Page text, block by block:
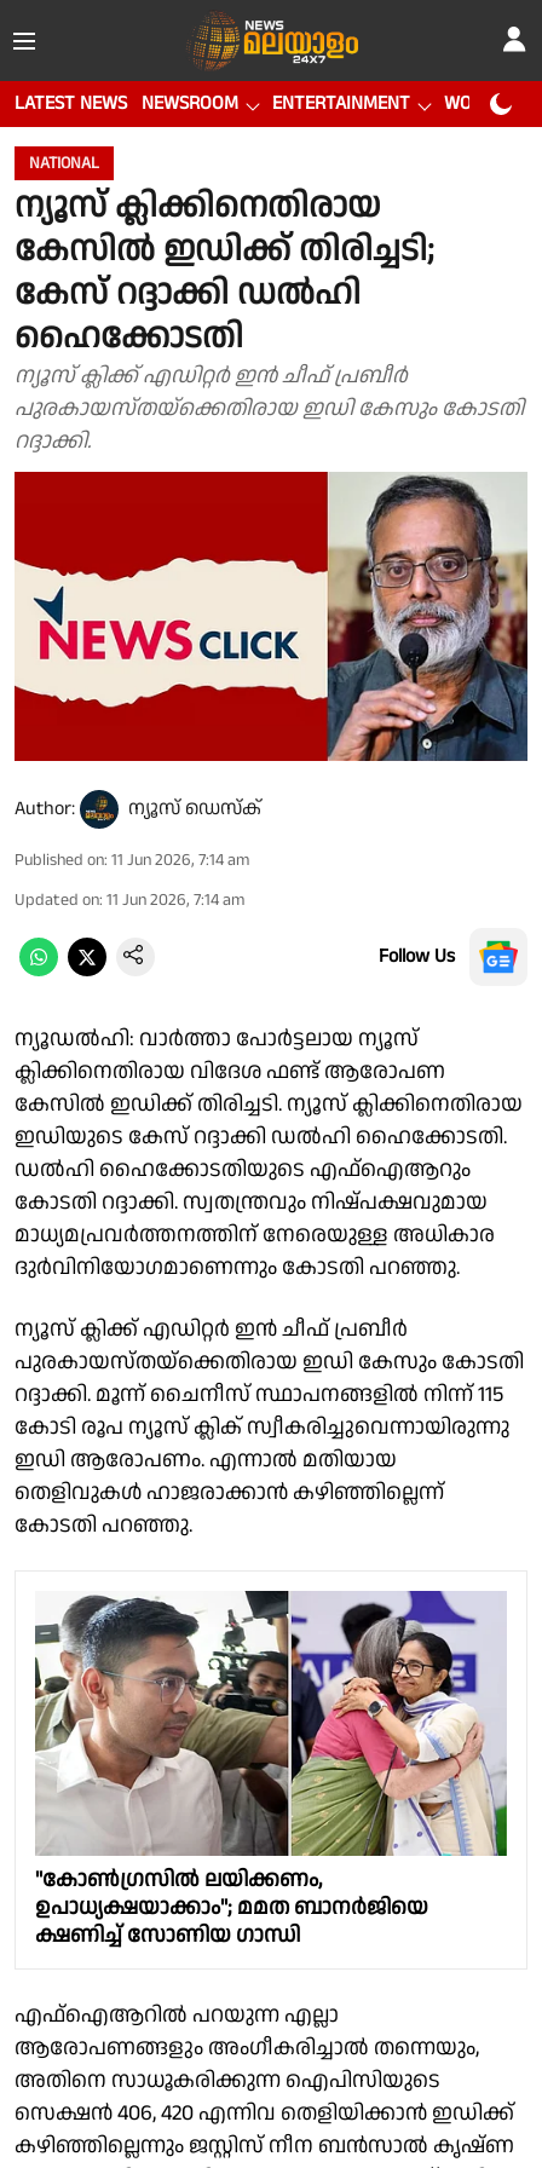
LATEST NEWS NEWSROOM ENTERTAINMENT WORLD CUP
NATIONAL
ന്യൂസ് ക്ലിക്കിനെതിരായ
കേസില്‍ ഇഡിക്ക് തിരിച്ചടി;
കേസ് റദ്ദാക്കി ഡല്‍ഹി
ഹൈക്കോടതി
ന്യൂസ് ക്ലിക്ക് എഡിറ്റര്‍ ഇന്‍ ചീഫ് പ്രബീര്‍
പുരകായസ്തയ്‌ക്കെതിരായ ഇഡി കേസും കോടതി
റദ്ദാക്കി.
Author: ന്യൂസ് ഡെസ്ക്
Published on: 11 Jun 2026, 7:14 am
Updated on: 11 Jun 2026, 7:14 am
Follow Us
ന്യൂഡല്‍ഹി: വാര്‍ത്താ പോര്‍ട്ടലായ ന്യൂസ്
ക്ലിക്കിനെതിരായ വിദേശ ഫണ്ട് ആരോപണ
കേസില്‍ ഇഡിക്ക് തിരിച്ചടി. ന്യൂസ് ക്ലിക്കിനെതിരായ
ഇഡിയുടെ കേസ് റദ്ദാക്കി ഡല്‍ഹി ഹൈക്കോടതി.
ഡല്‍ഹി ഹൈക്കോടതിയുടെ എഫ്‌ഐആറും
കോടതി റദ്ദാക്കി. സ്വതന്ത്രവും നിഷ്പക്ഷവുമായ
മാധ്യമപ്രവര്‍ത്തനത്തിന് നേരെയുള്ള അധികാര
ദുര്‍വിനിയോഗമാണെന്നും കോടതി പറഞ്ഞു.
ന്യൂസ് ക്ലിക്ക് എഡിറ്റര്‍ ഇന്‍ ചീഫ് പ്രബീര്‍
പുരകായസ്തയ്‌ക്കെതിരായ ഇഡി കേസും കോടതി
റദ്ദാക്കി. മൂന്ന് ചൈനീസ് സ്ഥാപനങ്ങളില്‍ നിന്ന് 115
കോടി രൂപ ന്യൂസ് ക്ലിക് സ്വീകരിച്ചുവെന്നായിരുന്നു
ഇഡി ആരോപണം. എന്നാല്‍ മതിയായ
തെളിവുകള്‍ ഹാജരാക്കാന്‍ കഴിഞ്ഞില്ലെന്ന്
കോടതി പറഞ്ഞു.
"കോണ്‍ഗ്രസില്‍ ലയിക്കണം,
ഉപാധ്യക്ഷയാക്കാം"; മമത ബാനര്‍ജിയെ
ക്ഷണിച്ച് സോണിയ ഗാന്ധി
എഫ്‌ഐആറില്‍ പറയുന്ന എല്ലാ
ആരോപണങ്ങളും അംഗീകരിച്ചാല്‍ തന്നെയും,
അതിനെ സാധൂകരിക്കുന്ന ഐപിസിയുടെ
സെക്ഷന്‍ 406, 420 എന്നിവ തെളിയിക്കാന്‍ ഇഡിക്ക്
കഴിഞ്ഞില്ലെന്നും ജസ്റ്റിസ് നീന ബന്‍സാല്‍ കൃഷ്ണ